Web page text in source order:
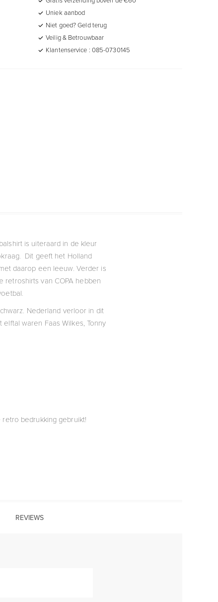
Uniek aanbod
Niet goed? Geld terug
Veilig & Betrouwbaar
Klantenservice : 085-0730145
is uiteraard in de kleur
Dit geeft het Holland
daarop een leeuw. Verder is
retroshirts van COPA hebben
Nederland verloor in dit
waren Faas Wilkes, Tonny
bedrukking gebruikt!
REVIEWS